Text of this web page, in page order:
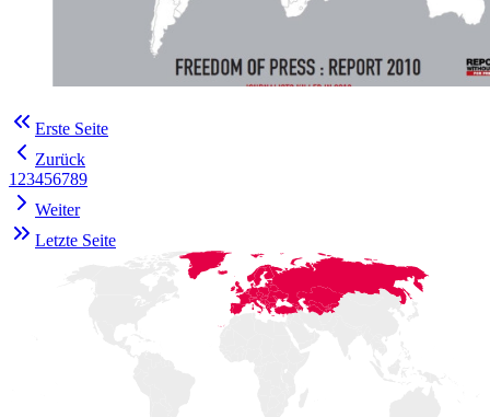
Erste Seite
Zurück
1 23456789
Weiter
Letzte Seite